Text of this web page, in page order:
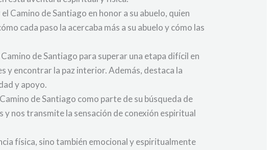
Camino de Santiago en honor a su abuelo, quien
cada paso la acercaba más a su abuelo y cómo las
de Santiago para superar una etapa difícil en
y encontrar la paz interior. Además, destaca la
y apoyo.
de Santiago como parte de su búsqueda de
y nos transmite la sensación de conexión espiritual
física, sino también emocional y espiritualmente